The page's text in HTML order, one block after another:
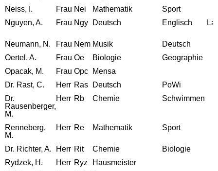
Neiss, I.
Frau Nei Mathematik
Sport
Nguyen, A.
Frau Ngy Deutsch Englisch
Neumann, N. Frau Nem Musik
Deutsch
Oertel, A.
Frau Oe Biologie
Geographie
Opacak, M.
Frau Opc
Mensa
Dr. Rast, C.
Herr Ras Deutsch
PoWi
Dr.
Rausenberger,
M.
Herr Rb Chemie Schwimmen
Renneberg,
M.
Herr Re Mathematik Sport
Dr. Richter, A. Herr Rit Chemie
Biologie
Rydzek, H.
Herr Ryz
Hausmeister